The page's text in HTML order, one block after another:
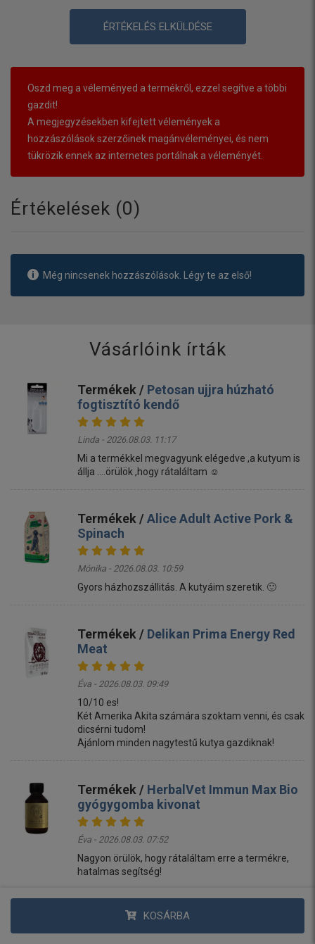
KOSÁRBA
ÉRTÉKELÉS ELKÜLDÉSE
Oszd meg a véleményed a termékről, ezzel segítve a többi
gazdit!
A megjegyzésekben kifejtett vélemények a
hozzászólások szerzőinek magánvéleményei, és nem
tükrözik ennek az internetes portálnak a véleményét.
Értékelések (0)
Még nincsenek hozzászólások. Légy te az első!
Vásárlóink írták
Termékek / Petosan ujjra húzható
fogtisztító kendő
Linda - 2026.08.03. 11:17
Mi a termékkel megvagyunk elégedve ,a kutyum is
állja ....örülök ,hogy rátaláltam ☺️
Termékek /Alice Adult Active Pork &
Spinach
Mónika - 2026.08.03. 10:59
Gyors házhozszállitás. A kutyáim szeretik. 🙂
Termékek / Delikan Prima Energy Red
Meat
Éva - 2026.08.03. 09:49
10/10 es!
Két Amerika Akita számára szoktam venni, és csak
dicsérni tudom!
Ajánlom minden nagytestű kutya gazdiknak!
Termékek / HerbalVet Immun Max Bio
gyógygomba kivonat
Éva - 2026.08.03. 07:52
Nagyon örülök, hogy rátaláltam erre a termékre,
hatalmas segítség!
Termékek /Moduláris labdapálya
macskáknak villogó labdával